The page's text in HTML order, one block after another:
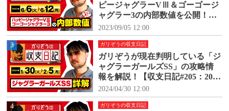
ピージャグラーVⅢ＆ゴーゴージ
ャグラー3の内部数値を公開！
【収支日記#171：2023年6月6日
(火)～6月12日(月)】
2023/09/05 12:00
3 ガリぞうの収支日記
ガリぞうが現在判明している「ジ
ャグラーガールズSS」の攻略情
報を解説！【収支日記#205：2024
年1月30日(火)～2024年2月5日
(月)】
2024/04/30 12:00
4 ガリぞうの収支日記